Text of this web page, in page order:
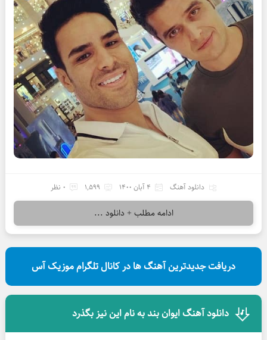
دانلود آهنگ 4 آبان 1400 1,599 0 نظر
ادامه مطلب + دانلود ...
دریافت جدیدترین آهنگ ها در کانال تلگرام موزیک آس
دانلود آهنگ ایوان بند به نام این نیز بگذرد